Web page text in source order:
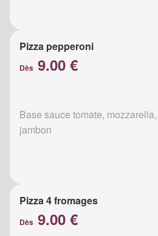
Pizza pepperoni
Dès 9.00 €
Base sauce tomate,
jambon
Pizza 4 fromages
Dès 9.00 €